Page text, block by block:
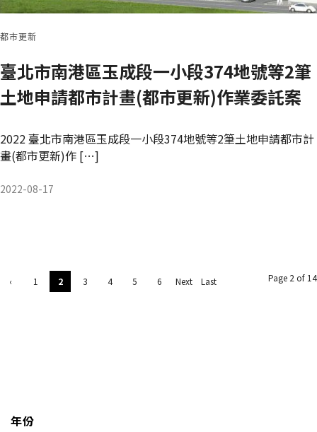
都市更新
臺北市南港區玉成段一小段374地號等2筆
土地申請都市計畫(都市更新)作業委託案
2022 臺北市南港區玉成段一小段374地號等2筆土地申請都市計
畫(都市更新)作 […]
2022-08-17
‹
1 2 3 4 5 6
Next
Last
Page 2 of 14
年份